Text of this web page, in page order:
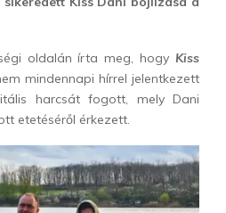
oldalán írta meg, hogy Kiss
mindennapi hírrel jelentkezett
harcsát fogott, mely Dani
etetéséről érkezett.